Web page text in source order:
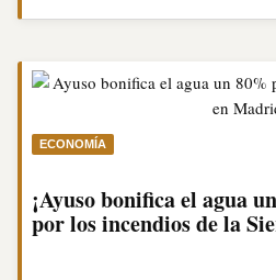
ECONOMÍA
¡Ayuso bonifica el agua
por los incendios de la